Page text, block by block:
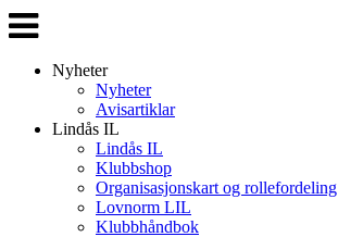
Veksle
navigasjon
Nyheter
Nyheter
Avisartiklar
Lindås IL
Lindås IL
Klubbshop
Organisasjonskart og rollefordeling
Lovnorm LIL
Klubbhåndbok